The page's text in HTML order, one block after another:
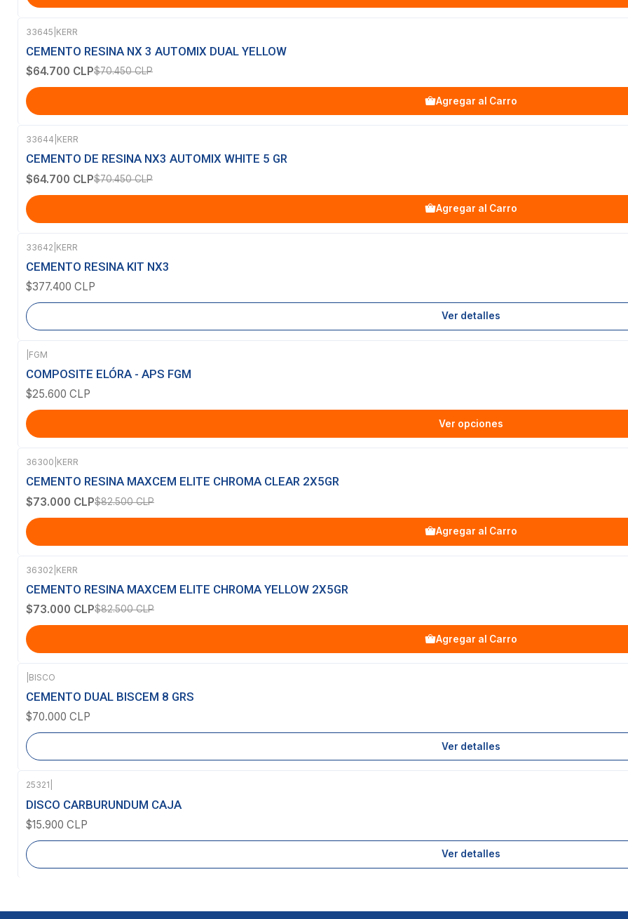
-8%OFF
33645 KERR
CEMENTO RESINA NX 3 AUTOMIX DUAL YELLOW
$64.700 CLP$70.450 CLP
Agregar al Carro
-8%OFF
33644 KERR
CEMENTO DE RESINA NX3 AUTOMIX WHITE 5 GR
$64.700 CLP$70.450 CLP
Agregar al Carro
Agotado
33642 KERR
CEMENTO RESINA KIT NX3
$377.400 CLP
Ver detalles
FGM
COMPOSITE ELÓRA - APS FGM
$25.600 CLP
Ver opciones
-12%OFF
36300 KERR
CEMENTO RESINA MAXCEM ELITE CHROMA CLEAR 2X5GR
$73.000 CLP$82.500 CLP
Agregar al Carro
-12%OFF
36302 KERR
CEMENTO RESINA MAXCEM ELITE CHROMA YELLOW 2X5GR
$73.000 CLP$82.500 CLP
Agregar al Carro
Agotado
BISCO
CEMENTO DUAL BISCEM 8 GRS
$70.000 CLP
Ver detalles
Agotado
25321
DISCO CARBURUNDUM CAJA
$15.900 CLP
Ver detalles